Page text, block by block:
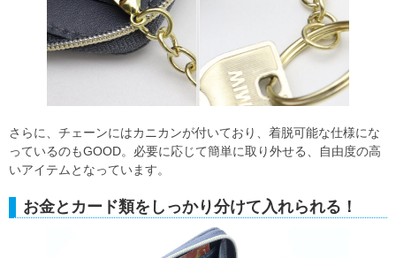
さらに、チェーンにはカニカンが付いており、着脱可能な仕様にな
っているのもGOOD。必要に応じて簡単に取り外せる、自由度の高
いアイテムとなっています。
お金とカード類をしっかり分けて入れられる！